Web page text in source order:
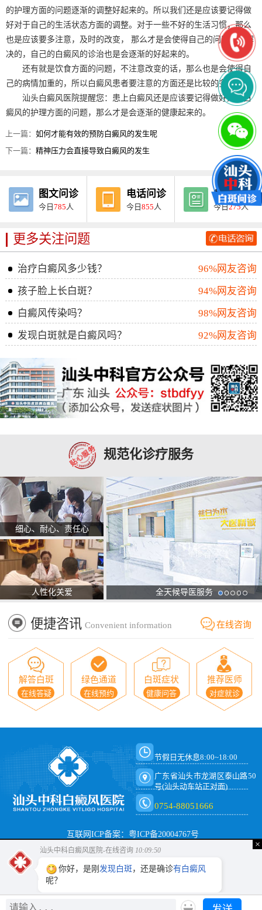
的护理方面的问题逐渐的调整好起来的。所以我们还是应该要记得做
好对于自己的生活状态方面的调整。对于一些不好的生活习惯，那么
也是应该要多注意，及时的改变， 那么才是会使得自己的问题得到解
决的，自己的白癜风的诊治也是会逐渐的好起来的。
还有就是饮食方面的问题，不注意改变的话，那么也是会使得自
己的病情加重的，所以白癜风患者要注意的方面还是比较的多的。
汕头白癜风医院提醒您：患上白癜风还是应该要记得做好对于白
癜风的护理方面的问题，那么才是会逐渐的健康起来的。
上一篇：如何才能有效的预防白癜风的发生呢
下一篇：精神压力会直接导致白癜风的发生
图文问诊
今日785 人
电话问诊
今日855 人
病例报告
今日275人
更多关注问题
治疗白癜风多少钱？
96%网友咨询
孩子脸上长白斑？
94%网友咨询
白癜风传染吗？
98%网友咨询
发现白斑就是白癜风吗？
92%网友咨询
规范化诊疗服务
细心、耐心、责任心
人性化关爱 全天候导医服务
便捷咨讯 Convenient information 在线咨询
解答白斑
在线答疑
绿色通道
在线预约
白斑症状
健康问答
推荐医师
对症就诊
节假日无休息8:00~18:00
广东省汕头市龙湖区泰山路50
号(汕头动车站正对面)
0754-88051666
互联网ICP备案：粤ICP备20004767号
×
汕头中科白癜风医院-在线咨询 10:09:51
你好，是刚 发现白斑 ，还是确诊有白癜风
呢？